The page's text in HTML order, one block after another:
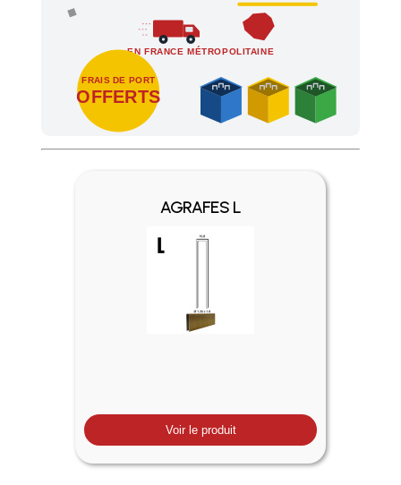
EN FRANCE MÉTROPOLITAINE
FRAIS DE PORT
OFFERTS
Profitez des Frais de port offerts en France
AGRAFES L
Voir le produit